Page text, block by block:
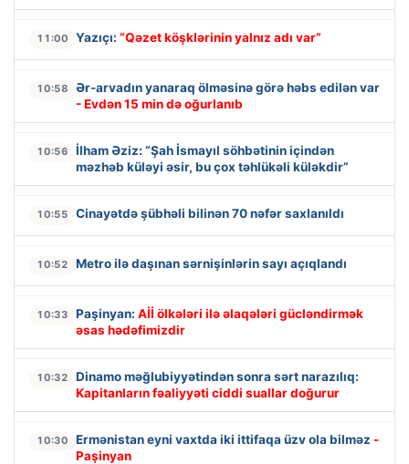
11:00 Yazıçı: “Qəzet köşklərinin yalnız adı var”
10:58
Ər-arvadın yanaraq ölməsinə görə həbs edilən var
- Evdən 15 min də oğurlanıb
10:56
İlham Əziz: “Şah İsmayıl söhbətinin içindən
məzhəb küləyi əsir, bu çox təhlükəli küləkdir”
10:55 Cinayətdə şübhəli bilinən 70 nəfər saxlanıldı
10:52 Metro ilə daşınan sərnişinlərin sayı açıqlandı
10:33 Paşinyan: Aİİ ölkələri ilə əlaqələri gücləndirmək
əsas hədəfimizdir
10:32
Dinamo məğlubiyyətindən sonra sərt narazılıq:
Kapitanların fəaliyyəti ciddi suallar doğurur
10:30 Ermənistan eyni vaxtda iki ittifaqa üzv ola bilməz -
Paşinyan